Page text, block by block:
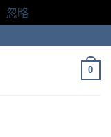
忽略
0